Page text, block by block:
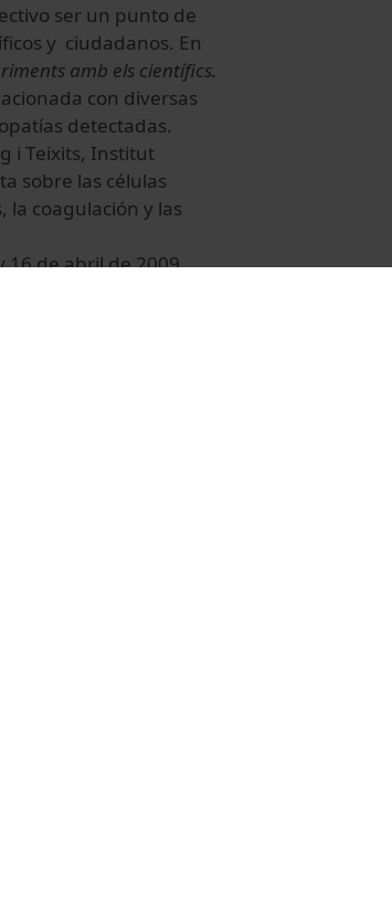
ser un punto de
y ciudadanos. En
amb els científics.
con diversas
detectadas.
i Teixits, Institut
sobre las células
la coagulación y las
16 de abril de 2009.